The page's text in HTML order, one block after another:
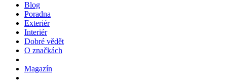
Blog
Poradna
Exteriér
Interiér
Dobré vědět
O značkách
Magazín